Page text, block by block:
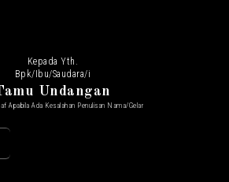
Kepada Yth.
Bpk/Ibu/Saudara/i
Undangan
Apabila Ada Kesalahan Penulisan Nama/gelar